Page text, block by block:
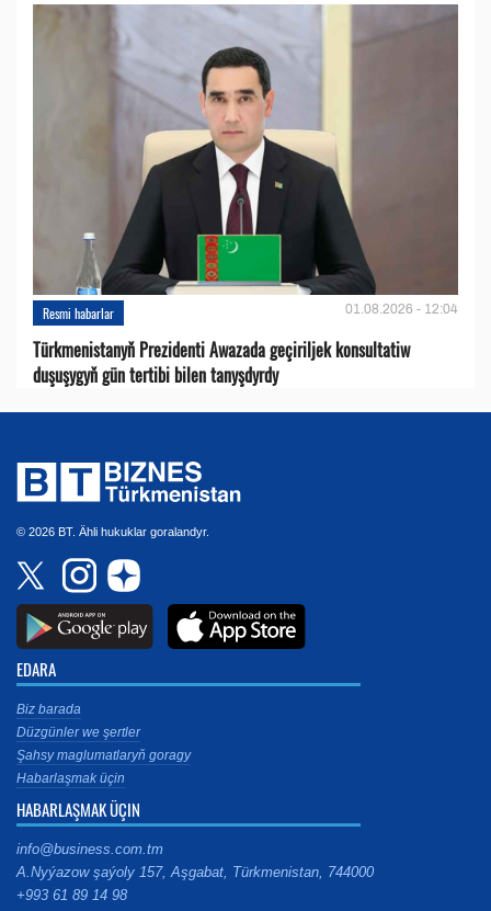
Resmi habarlar 01.08.2026 - 12:04
Türkmenistanyň Prezidenti Awazada geçiriljek konsultatiw
duşuşygyň gün tertibi bilen tanyşdyrdy
© 2026 BT. Ähli hukuklar goralandyr.
EDARA
Biz barada
Düzgünler we şertler
Şahsy maglumatlaryň goragy
Habarlaşmak üçin
HABARLAŞMAK ÜÇIN
info@business.com.tm
A.Nyýazow şaýoly 157, Aşgabat, Türkmenistan, 744000
+993 61 89 14 98